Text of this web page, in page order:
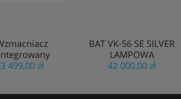
Fidelity
3 499,00 zł
BAT VK-56 SE SILVER
LAMPOWA
KOŃCÓWKA MOCY
42 000,00 zł